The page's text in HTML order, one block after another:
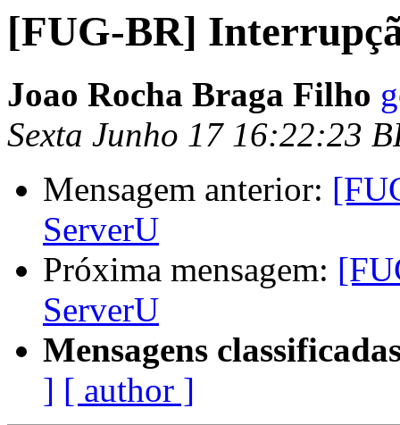
[FUG-BR]
Joao Rocha Braga Filho
Sexta Junho 17 16:22:23
Mensagem anterior:
ServerU
Próxima mensagem:
ServerU
Mensagens
] [ author ]